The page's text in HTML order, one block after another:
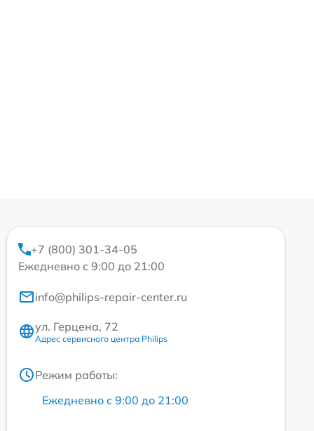
+7 (800) 301-34-05
Ежедневно с 9:00 до 21:00
info@philips-repair-center.ru
ул. Герцена, 72
Адрес сервисного центра Philips
Режим работы:
Ежедневно с 9:00 до 21:00